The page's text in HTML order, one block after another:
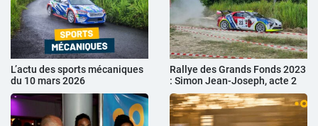
L’actu des sports mécaniques
du 10 mars 2026
Rallye des Grands Fonds 2023
: Simon Jean-Joseph, acte 2